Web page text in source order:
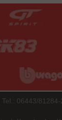
06443/81284-